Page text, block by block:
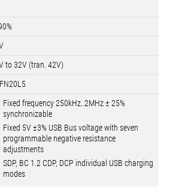
to 32V (tran. 42V)
Fixed frequency 250kHz..2MHz ± 25%
synchronizable
Fixed 5V ±3% USB Bus voltage with seven
programmable negative resistance
adjustments
SDP, BC 1.2 CDP, DCP individual USB charging
modes